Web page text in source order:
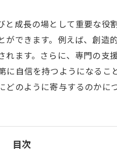
成長の場として重要な役
できます。例えば、創造
ます。さらに、専門の支
自信を持つようになる
のように寄与するのかに
目次